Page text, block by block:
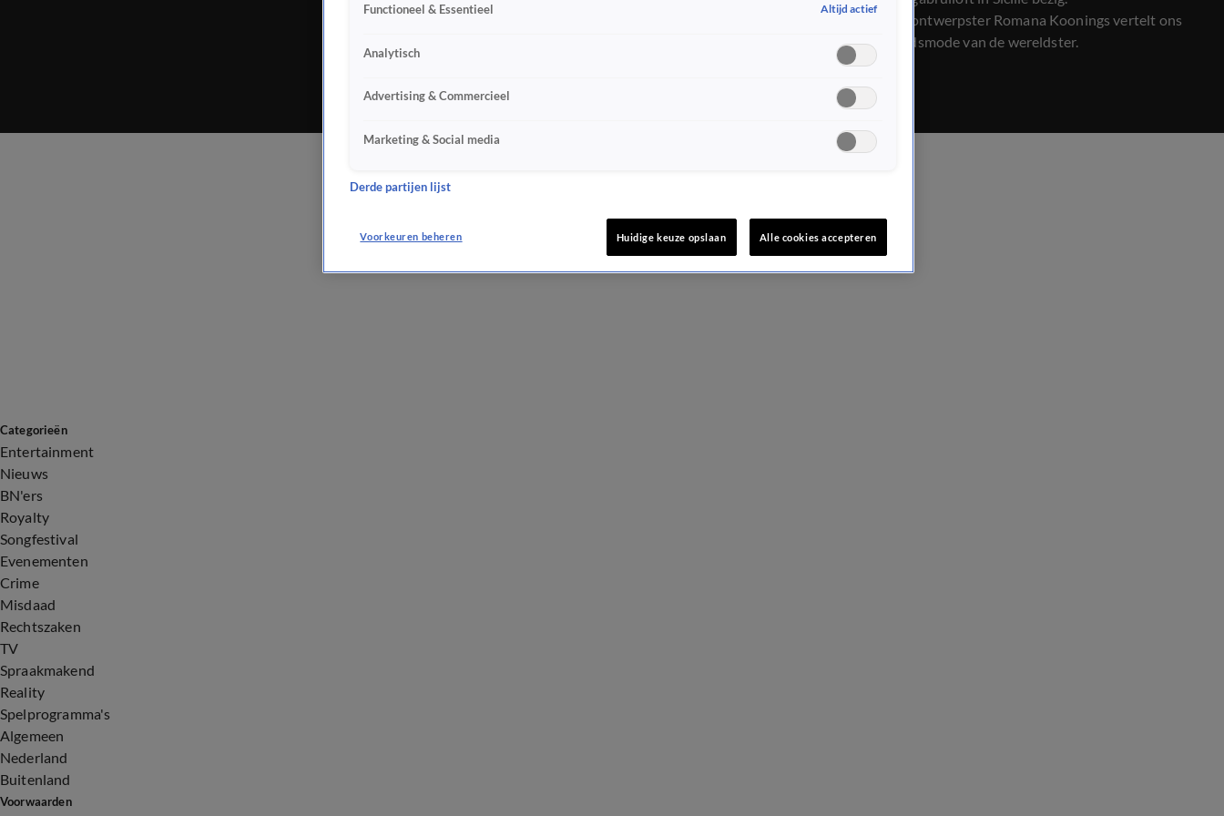
Bruidsmodeontwerpster Romana Koonings vertelt ons
over de bruidsmode van de wereldster.
Categorieën
Entertainment
Nieuws
BN'ers
Royalty
Songfestival
Evenementen
Crime
Misdaad
Rechtszaken
TV
Spraakmakend
Reality
Spelprogramma's
Algemeen
Nederland
Buitenland
Voorwaarden
Functioneel & Essentieel Altijd actief
Analytisch
Advertising & Commercieel
Marketing & Social media
Derde partijen lijst
Voorkeuren beheren Huidige keuze opslaan Alle cookies accepteren